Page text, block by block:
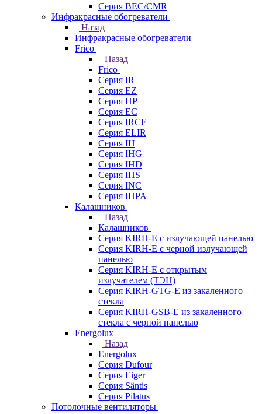
Серия BEC/CMR
Инфракрасные обогреватели
Назад
Инфракрасные обогреватели
Frico
Назад
Frico
Серия IR
Серия EZ
Серия HP
Серия EC
Серия IRCF
Серия ELIR
Серия IH
Серия IHG
Серия IHD
Серия IHS
Серия INC
Серия IHPA
Калашников
Назад
Калашников
Серия KIRH-E с излучающей панелью
Серия KIRH-E с черной излучающей
панелью
Серия KIRH-E с открытым
излучателем (ТЭН)
Серия KIRH-GTG-E из закаленного
стекла
Серия KIRH-GSB-E из закаленного
стекла с черной панелью
Energolux
Назад
Energolux
Серия Dufour
Серия Eiger
Серия Säntis
Серия Pilatus
Потолочные вентиляторы